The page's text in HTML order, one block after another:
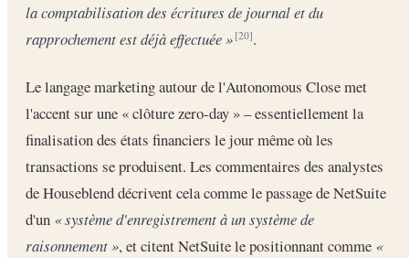
la comptabilisation des écritures de journal et du
rapprochement est déjà effectuée » [20].
Le langage marketing autour de l'Autonomous Close met
l'accent sur une « clôture zero-day » – essentiellement la
finalisation des états financiers le jour même où les
transactions se produisent. Les commentaires des analystes
de Houseblend décrivent cela comme le passage de NetSuite
d'un « système d'enregistrement à un système de
raisonnement », et citent NetSuite le positionnant comme «